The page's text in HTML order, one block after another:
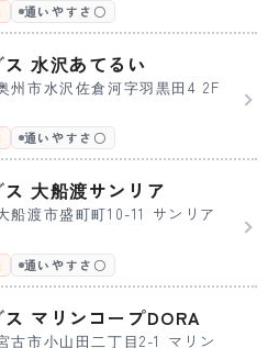
通いやすさ〇
ス 水沢あてるい
州市水沢佐倉河字羽黒田4 2F
通いやすさ〇
ス 大船渡サンリア
船渡市盛町町10-11 サンリア
通いやすさ〇
ス マリンコープDORA
古市小山田二丁目2-1 マリン